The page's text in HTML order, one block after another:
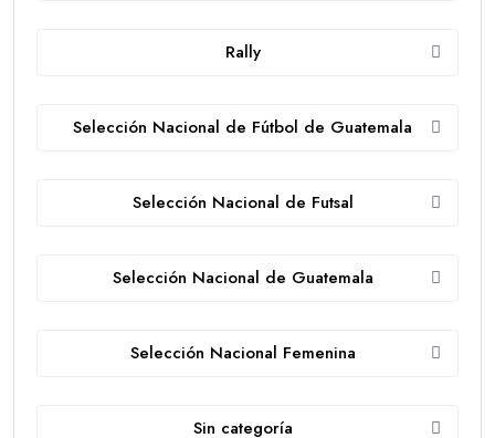
Rally
Selección Nacional de Fútbol de Guatemala
Selección Nacional de Futsal
Selección Nacional de Guatemala
Selección Nacional Femenina
Sin categoría